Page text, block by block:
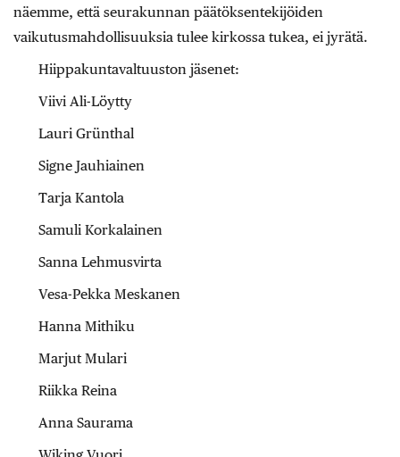
näemme, että seurakunnan päätöksentekijöiden
vaikutusmahdollisuuksia tulee kirkossa tukea, ei jyrätä.
Hiippakuntavaltuuston jäsenet:
Viivi Ali-Löytty
Lauri Grünthal
Signe Jauhiainen
Tarja Kantola
Samuli Korkalainen
Sanna Lehmusvirta
Vesa-Pekka Meskanen
Hanna Mithiku
Marjut Mulari
Riikka Reina
Anna Saurama